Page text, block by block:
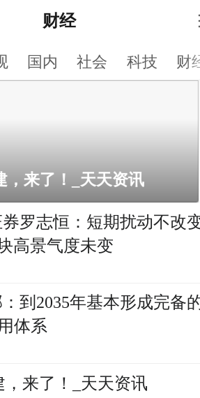
财经
国内 社会 科技 财
，来了！_天天资讯
罗志恒：短期扰动不改
高景气度未变
到2035年基本形成完备
体系
来了！_天天资讯